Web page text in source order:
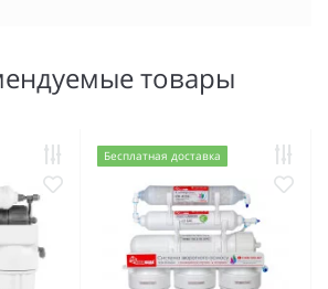
товары
Бесплатная доставка